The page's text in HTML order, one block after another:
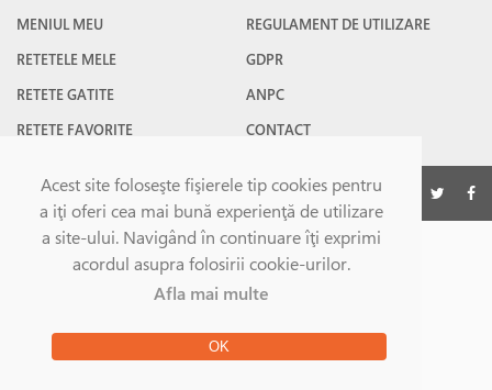
Acest site foloseşte fişierele tip cookies pentru
a iţi oferi cea mai bună experienţă de utilizare
a site-ului. Navigând în continuare îţi exprimi
acordul asupra folosirii cookie-urilor.
Afla mai multe
OK
MENIUL MEU
RETETELE MELE
RETETE GATITE
RETETE FAVORITE
REGULAMENT DE UTILIZARE
GDPR
ANPC
CONTACT
©Gatesc.ro 2026